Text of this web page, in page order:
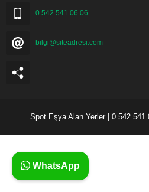
0 542 541 06 06
bilgi@siteadresi.com
Spot Eşya Alan Yerler | 0 542
WhatsApp